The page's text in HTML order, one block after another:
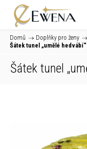
Domů / Doplňky pro ženy /
Šátek tunel „umělé hedvábí“
Šátek tunel